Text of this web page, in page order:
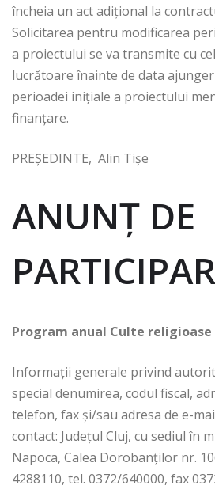
încheia un act adițional la
Solicitarea pentru modificarea
a proiectului se va transmite cu
lucrătoare înainte de data
perioadei inițiale a proiectului
finanțare.
PREŞEDINTE, Alin Tișe
ANUNŢ DE
Program anual Culte religioase
Informații generale privind
special denumirea, codul fiscal,
telefon, fax și/sau adresa de e-
contact: Județul Cluj, cu sediul în
Napoca, Calea Dorobanților nr.
4288110, tel. 0372/640000, fax